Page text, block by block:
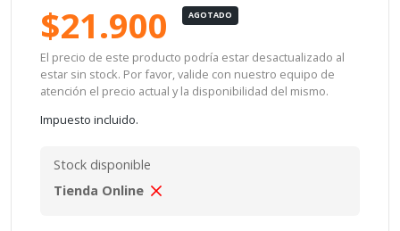
$21.900 AGOTADO
El precio de este producto podría estar desactualizado al
estar sin stock. Por favor, valide con nuestro equipo de
atención el precio actual y la disponibilidad del mismo.
Impuesto incluido.
Stock disponible
Tienda Online